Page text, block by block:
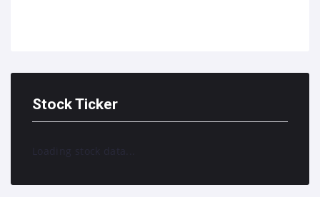
Stock Ticker
Loading stock data...